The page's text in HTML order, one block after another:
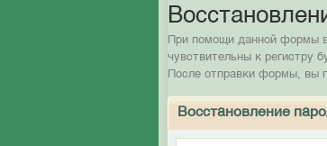
При помощи данной формы
чувствительны к регистру
После отправки формы, вы
Восстановление